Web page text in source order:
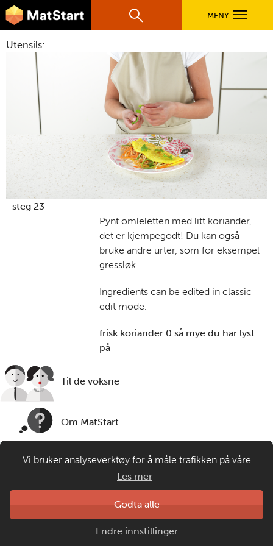
Hopp til hovedinnhold
hovednavigasjonsmobilversjon
MatStart
Søk MENY
OPPSKRIFTER
FILM
FØR DU STARTER
LÆR MER
TIL DE VOKSNE
Utensils:
steg 23
Pynt omleletten med litt koriander,
det er kjempegodt! Du kan også
bruke andre urter, som for eksempel
gressløk.
Ingredients can be edited in classic
edit mode.
frisk koriander 0 så mye du har lyst
på
Til de voksne
Om MatStart
Kontakt oss
Copyright © 2026
Personvern og informasjonskapsler
Laget av
Matprat
Vi bruker analyseverktøy for å måle trafikken på våre
nettsider. Informasjonskapsler plasseres i din nettleser og
gir oss grunnlag for videreutvikling og drift av våre
tjenester. Om du velger å bruke matprat.no blir
anonymisert brukerdata samlet inn, men ingen
personopplysninger om deg vil samles eller lagres.
Les mer
Godta alle
Endre innstillinger